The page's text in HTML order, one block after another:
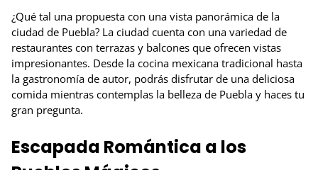
¿Qué tal una propuesta con una vista panorámica de la
ciudad de Puebla? La ciudad cuenta con una variedad de
restaurantes con terrazas y balcones que ofrecen vistas
impresionantes. Desde la cocina mexicana tradicional hasta
la gastronomía de autor, podrás disfrutar de una deliciosa
comida mientras contemplas la belleza de Puebla y haces tu
gran pregunta.
Escapada Romántica a los